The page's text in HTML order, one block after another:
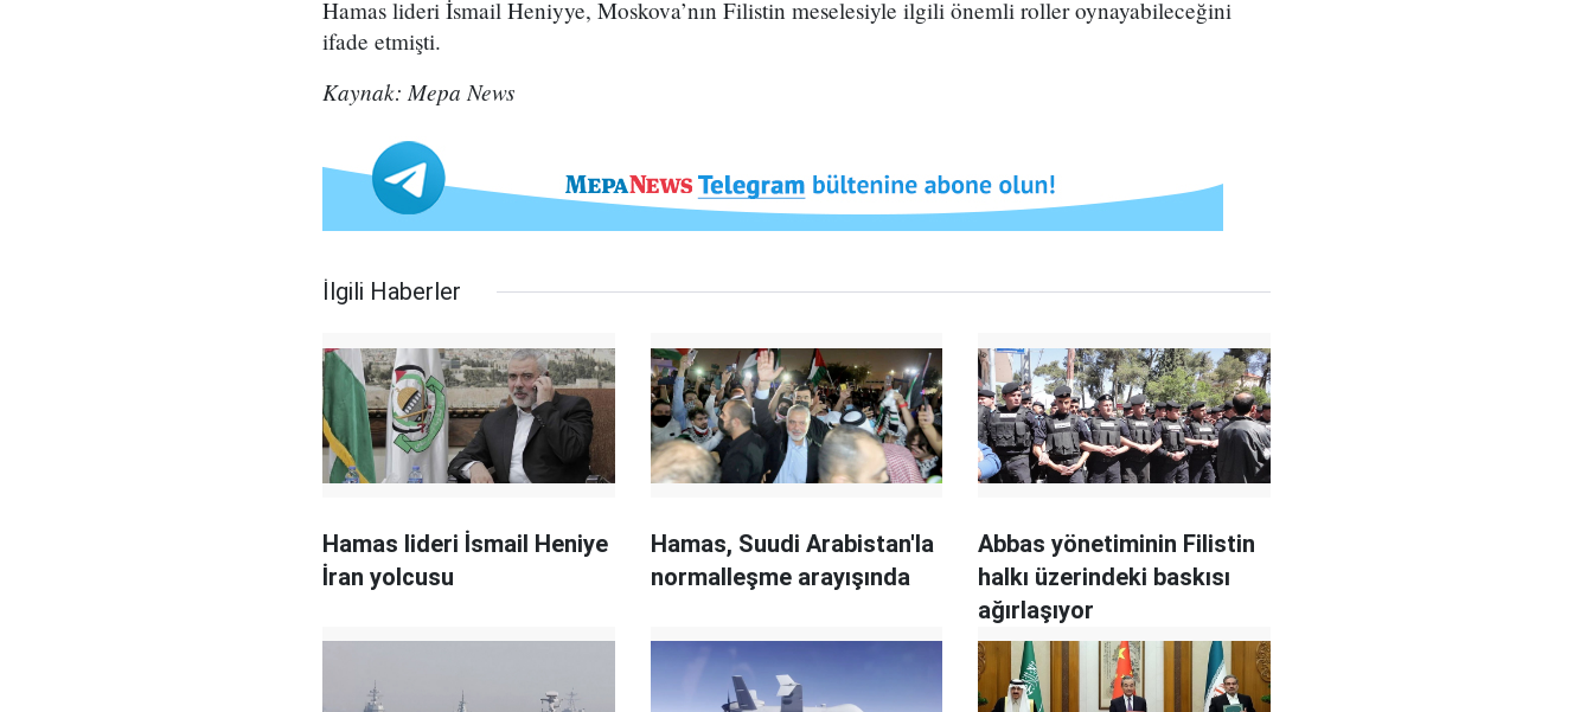
Hamas lideri İsmail Heniyye, Moskova’nın Filistin meselesiyle ilgili önemli roller oynayabileceğini
ifade etmişti.
Kaynak: Mepa News
İlgili Haberler
Hamas lideri İsmail Heniye
İran yolcusu
Hamas, Suudi Arabistan'la
normalleşme arayışında
Abbas yönetiminin Filistin
halkı üzerindeki baskısı
ağırlaşıyor